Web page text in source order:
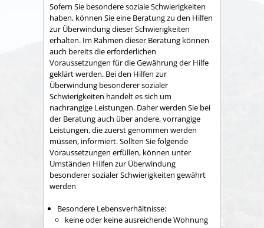
Sofern Sie besondere soziale Schwierigkeiten
haben, können Sie eine Beratung zu den Hilfen
zur Überwindung dieser Schwierigkeiten
erhalten. Im Rahmen dieser Beratung können
auch bereits die erforderlichen
Voraussetzungen für die Gewährung der Hilfe
geklärt werden. Bei den Hilfen zur
Überwindung besonderer sozialer
Schwierigkeiten handelt es sich um
nachrangige Leistungen. Daher werden Sie bei
der Beratung auch über andere, vorrangige
Leistungen, die zuerst genommen werden
müssen, informiert. Sollten Sie folgende
Voraussetzungen erfüllen, können unter
Umständen Hilfen zur Überwindung
besonderer sozialer Schwierigkeiten gewährt
werden
Besondere Lebensverhältnisse:
keine oder keine ausreichende Wohnung